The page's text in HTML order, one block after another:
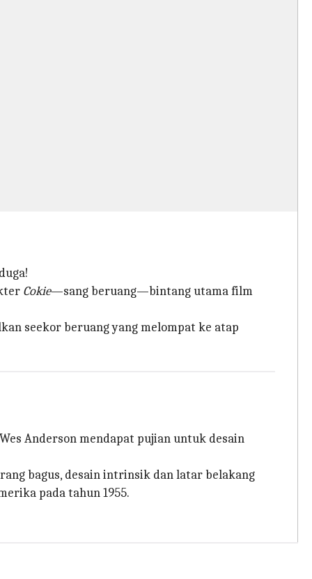
Cokie—sang beruang—bintang utama film
seekor beruang yang melompat ke atap
Anderson mendapat pujian untuk desain
bagus, desain intrinsik dan latar belakang
pada tahun 1955.